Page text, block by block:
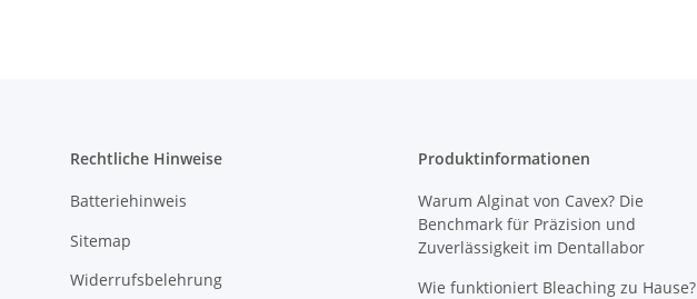
Rechtliche Hinweise
Batteriehinweis
Sitemap
Widerrufsbelehrung
Produktinformationen
Warum Alginat von Cavex? Die
Benchmark für Präzision und
Zuverlässigkeit im Dentallabor
Wie funktioniert Bleaching zu Hause?